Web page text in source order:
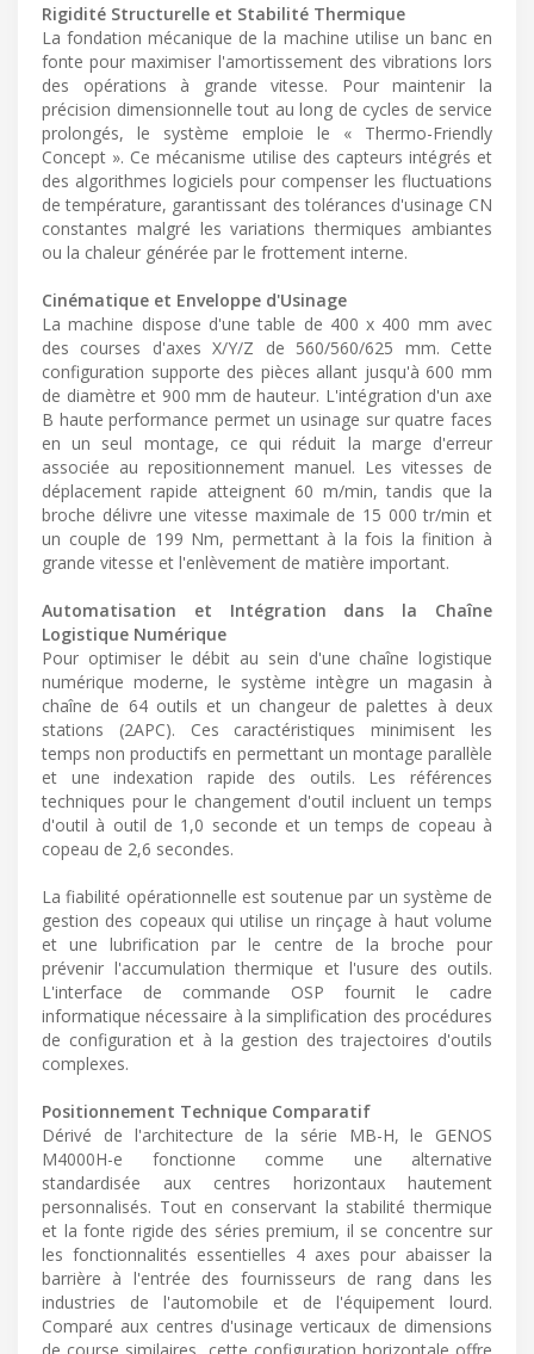
Rigidité Structurelle et Stabilité Thermique
La fondation mécanique de la machine utilise un banc en
fonte pour maximiser l'amortissement des vibrations lors
des opérations à grande vitesse. Pour maintenir la
précision dimensionnelle tout au long de cycles de service
prolongés, le système emploie le « Thermo-Friendly
Concept ». Ce mécanisme utilise des capteurs intégrés et
des algorithmes logiciels pour compenser les fluctuations
de température, garantissant des tolérances d'usinage CN
constantes malgré les variations thermiques ambiantes
ou la chaleur générée par le frottement interne.
Cinématique et Enveloppe d'Usinage
La machine dispose d'une table de 400 x 400 mm avec
des courses d'axes X/Y/Z de 560/560/625 mm. Cette
configuration supporte des pièces allant jusqu'à 600 mm
de diamètre et 900 mm de hauteur. L'intégration d'un axe
B haute performance permet un usinage sur quatre faces
en un seul montage, ce qui réduit la marge d'erreur
associée au repositionnement manuel. Les vitesses de
déplacement rapide atteignent 60 m/min, tandis que la
broche délivre une vitesse maximale de 15 000 tr/min et
un couple de 199 Nm, permettant à la fois la finition à
grande vitesse et l'enlèvement de matière important.
Automatisation et Intégration dans la Chaîne
Logistique Numérique
Pour optimiser le débit au sein d'une chaîne logistique
numérique moderne, le système intègre un magasin à
chaîne de 64 outils et un changeur de palettes à deux
stations (2APC). Ces caractéristiques minimisent les
temps non productifs en permettant un montage parallèle
et une indexation rapide des outils. Les références
techniques pour le changement d'outil incluent un temps
d'outil à outil de 1,0 seconde et un temps de copeau à
copeau de 2,6 secondes.
La fiabilité opérationnelle est soutenue par un système de
gestion des copeaux qui utilise un rinçage à haut volume
et une lubrification par le centre de la broche pour
prévenir l'accumulation thermique et l'usure des outils.
L'interface de commande OSP fournit le cadre
informatique nécessaire à la simplification des procédures
de configuration et à la gestion des trajectoires d'outils
complexes.
Positionnement Technique Comparatif
Dérivé de l'architecture de la série MB-H, le GENOS
M4000H-e fonctionne comme une alternative
standardisée aux centres horizontaux hautement
personnalisés. Tout en conservant la stabilité thermique
et la fonte rigide des séries premium, il se concentre sur
les fonctionnalités essentielles 4 axes pour abaisser la
barrière à l'entrée des fournisseurs de rang dans les
industries de l'automobile et de l'équipement lourd.
Comparé aux centres d'usinage verticaux de dimensions